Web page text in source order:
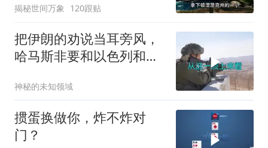
揭秘世间万象 120跟贴
把伊朗的劝说当耳旁风，
哈马斯非要和以色列和
神秘的未知领域
掼蛋换做你，炸不炸对
门？